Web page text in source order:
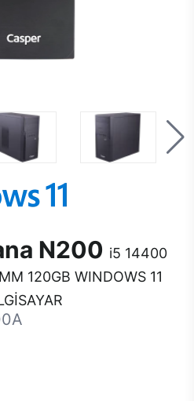
N200 i5 14400
120GB WINDOWS 11